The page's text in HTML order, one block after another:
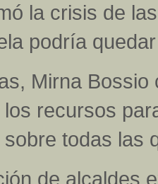
la crisis de
podría
Mirna
recursos
todas las
de alcaldes